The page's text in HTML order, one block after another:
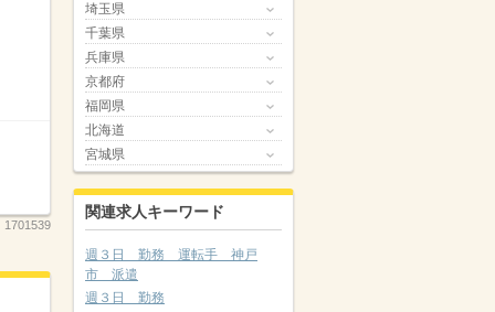
1701539
埼玉県
千葉県
兵庫県
京都府
福岡県
北海道
宮城県
関連求人キーワード
週３日 勤務 運転手 神戸
市 派遣
週３日 勤務